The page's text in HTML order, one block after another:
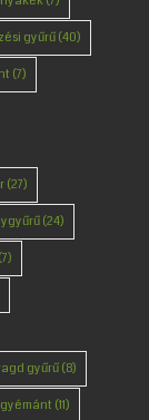
gyűrű(40)
(7)
(27)
(24)
(7)
gyűrű(8)
gyémánt (11)